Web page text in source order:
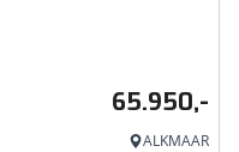
65.950,-
ALKMAAR